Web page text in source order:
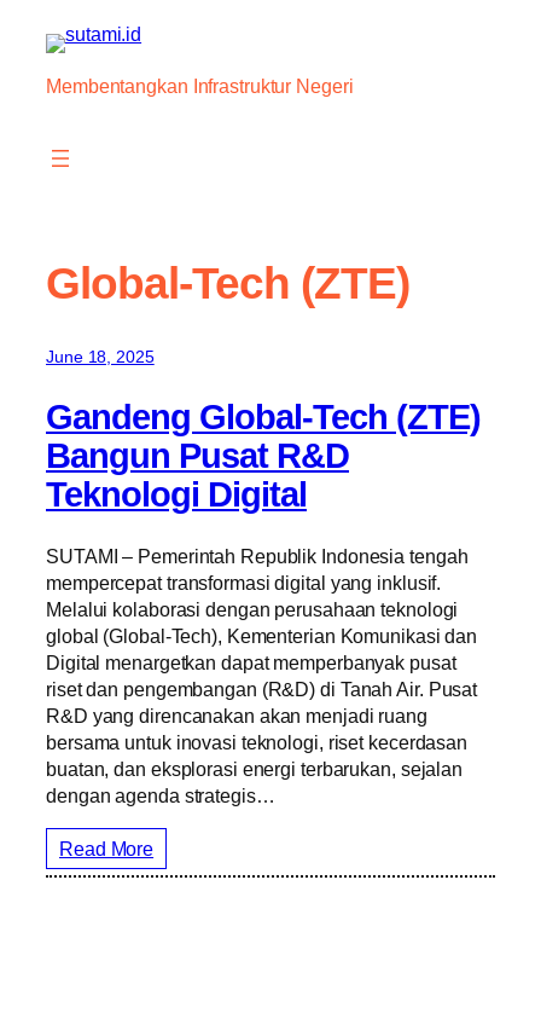
content
Membentangkan Infrastruktur Negeri
Global-Tech (ZTE)
June 18, 2025
Gandeng Global-Tech (ZTE)
Bangun Pusat R&D
Teknologi Digital
SUTAMI – Pemerintah Republik Indonesia tengah
mempercepat transformasi digital yang inklusif.
Melalui kolaborasi dengan perusahaan teknologi
global (Global-Tech), Kementerian Komunikasi dan
Digital menargetkan dapat memperbanyak pusat
riset dan pengembangan (R&D) di Tanah Air. Pusat
R&D yang direncanakan akan menjadi ruang
bersama untuk inovasi teknologi, riset kecerdasan
buatan, dan eksplorasi energi terbarukan, sejalan
dengan agenda strategis…
Read More